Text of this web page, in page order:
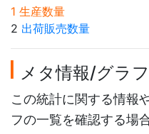
1 生産数量
2 出荷販売数量
メタ情報/グラ
この統計に関する情報
フの一覧を確認する場